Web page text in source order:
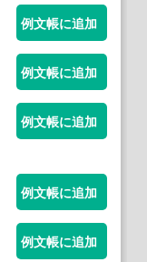
例文帳に追加
例文帳に追加
例文帳に追加
例文帳に追加
例文帳に追加